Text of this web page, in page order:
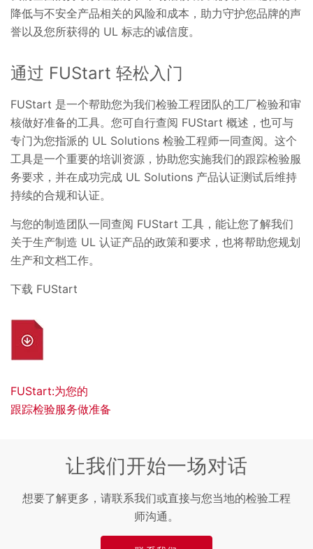
降低与不安全产品相关的风险和成本，助力守护您品牌的声
誉以及您所获得的 UL 标志的诚信度。
通过 FUStart 轻松入门
FUStart 是一个帮助您为我们检验工程团队的工厂检验和审
核做好准备的工具。您可自行查阅 FUStart 概述，也可与
专门为您指派的 UL Solutions 检验工程师一同查阅。这个
工具是一个重要的培训资源，协助您实施我们的跟踪检验服
务要求，并在成功完成 UL Solutions 产品认证测试后维持
持续的合规和认证。
与您的制造团队一同查阅 FUStart 工具，能让您了解我们
关于生产制造 UL 认证产品的政策和要求，也将帮助您规划
生产和文档工作。
下载 FUStart
FUStart:为您的
跟踪检验服务做准备
让我们开始一场对话
想要了解更多，请联系我们或直接与您当地的检验工程
师沟通。